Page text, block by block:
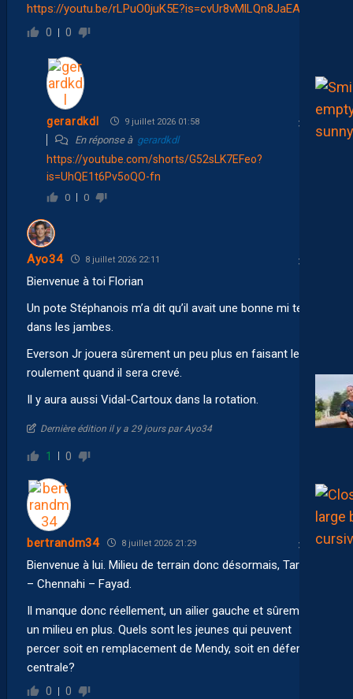
https://youtu.be/rLPuO0juK5E?is=cvUr8vMlLQn8JaEA
0 0
gerardkdl 9 juillet 2026 01:58
En réponse à gerardkdl
https://youtube.com/shorts/G52sLK7EFeo?
is=UhQE1t6Pv5oQO-fn
0 0
Ayo34 8 juillet 2026 22:11
Bienvenue à toi Florian
Un pote Stéphanois m’a dit qu’il avait une bonne mi temps
dans les jambes.
Everson Jr jouera sûrement un peu plus en faisant le
roulement quand il sera crevé.
Il y aura aussi Vidal-Cartoux dans la rotation.
Dernière édition il y a 29 jours par Ayo34
1 0
bertrandm34 8 juillet 2026 21:29
Bienvenue à lui. Milieu de terrain donc désormais, Tardieu
– Chennahi – Fayad.
Il manque donc réellement, un ailier gauche et sûrement
un milieu en plus. Quels sont les jeunes qui peuvent
percer soit en remplacement de Mendy, soit en défense
centrale?
0 0